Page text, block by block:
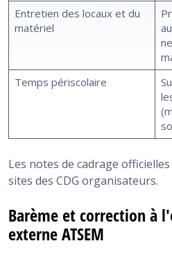
Entretien des locaux et du
matériel
Temps périscolaire
Les notes de cadrage
sites des CDG organisateurs.
Barème et correction à
externe ATSEM